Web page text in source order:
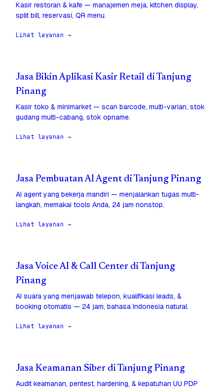
Kasir restoran & kafe — manajemen meja, kitchen display,
split bill, reservasi, QR menu.
Lihat layanan →
Jasa Bikin Aplikasi Kasir Retail di Tanjung
Pinang
Kasir toko & minimarket — scan barcode, multi-varian, stok
gudang multi-cabang, stok opname.
Lihat layanan →
Jasa Pembuatan AI Agent di Tanjung Pinang
AI agent yang bekerja mandiri — menjalankan tugas multi-
langkah, memakai tools Anda, 24 jam nonstop.
Lihat layanan →
Jasa Voice AI & Call Center di Tanjung
Pinang
AI suara yang menjawab telepon, kualifikasi leads, &
booking otomatis — 24 jam, bahasa Indonesia natural.
Lihat layanan →
Jasa Keamanan Siber di Tanjung Pinang
Audit keamanan, pentest, hardening, & kepatuhan UU PDP